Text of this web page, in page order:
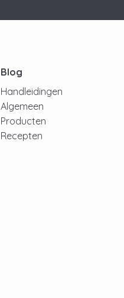
Blog
Handleidingen
Algemeen
Producten
Recepten